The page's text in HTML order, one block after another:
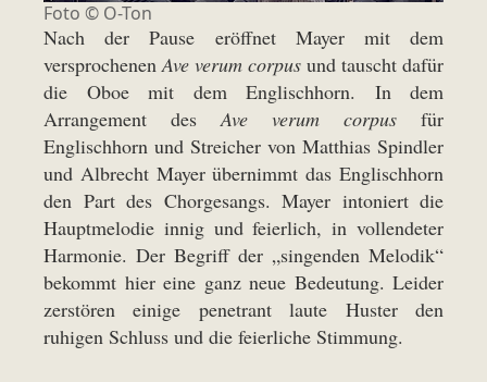
Foto © O-Ton
Nach der Pause eröffnet Mayer mit dem
versprochenenAve verum corpus und tauscht dafür
die Oboe mit dem Englischhorn. In dem
Arrangement desAve verum corpus für
Englischhorn und Streicher von Matthias Spindler
und Albrecht Mayer übernimmt das Englischhorn
den Part des Chorgesangs. Mayer intoniert die
Hauptmelodie innig und feierlich, in vollendeter
Harmonie. Der Begriff der „singenden Melodik“
bekommt hier eine ganz neue Bedeutung. Leider
zerstören einige penetrant laute Huster den
ruhigen Schluss und die feierliche Stimmung.